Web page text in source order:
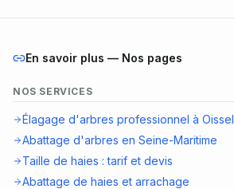
En savoir plus — Nos pages
NOS SERVICES
Élagage d'arbres professionnel à Oissel
Abattage d'arbres en Seine-Maritime
Taille de haies : tarif et devis
Abattage de haies et arrachage